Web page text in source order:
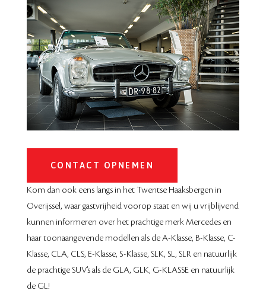
CONTACT OPNEMEN
Kom dan ook eens langs in het Twentse Haaksbergen in
Overijssel, waar gastvrijheid voorop staat en wij u vrijblijvend
kunnen informeren over het prachtige merk Mercedes en
haar toonaangevende modellen als de A-Klasse, B-Klasse, C-
Klasse, CLA, CLS, E-Klasse, S-Klasse, SLK, SL, SLR en natuurlijk
de prachtige SUV’s als de GLA, GLK, G-KLASSE en natuurlijk
de GL!